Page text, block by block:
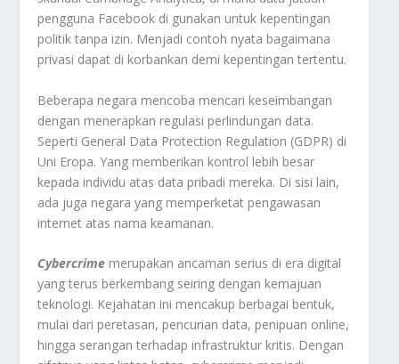
pengguna Facebook di gunakan untuk kepentingan
politik tanpa izin. Menjadi contoh nyata bagaimana
privasi dapat di korbankan demi kepentingan tertentu.
Beberapa negara mencoba mencari keseimbangan
dengan menerapkan regulasi perlindungan data.
Seperti General Data Protection Regulation (GDPR) di
Uni Eropa. Yang memberikan kontrol lebih besar
kepada individu atas data pribadi mereka. Di sisi lain,
ada juga negara yang memperketat pengawasan
internet atas nama keamanan.
Cybercrime merupakan ancaman serius di era digital
yang terus berkembang seiring dengan kemajuan
teknologi. Kejahatan ini mencakup berbagai bentuk,
mulai dari peretasan, pencurian data, penipuan online,
hingga serangan terhadap infrastruktur kritis. Dengan